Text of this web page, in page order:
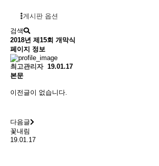
게시판 옵션
검색
2018년 제15회 개막식
페이지 정보
최고관리자 19.01.17
본문
이전글이 없습니다.
다음글
꽃내림
19.01.17